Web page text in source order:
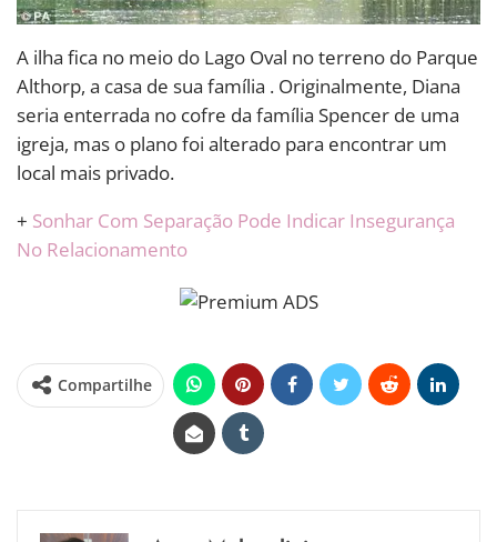
A ilha fica no meio do Lago Oval no terreno do Parque
Althorp, a casa de sua família . Originalmente, Diana
seria enterrada no cofre da família Spencer de uma
igreja, mas o plano foi alterado para encontrar um
local mais privado.
+ Sonhar Com Separação Pode Indicar Insegurança
No Relacionamento
Compartilhe